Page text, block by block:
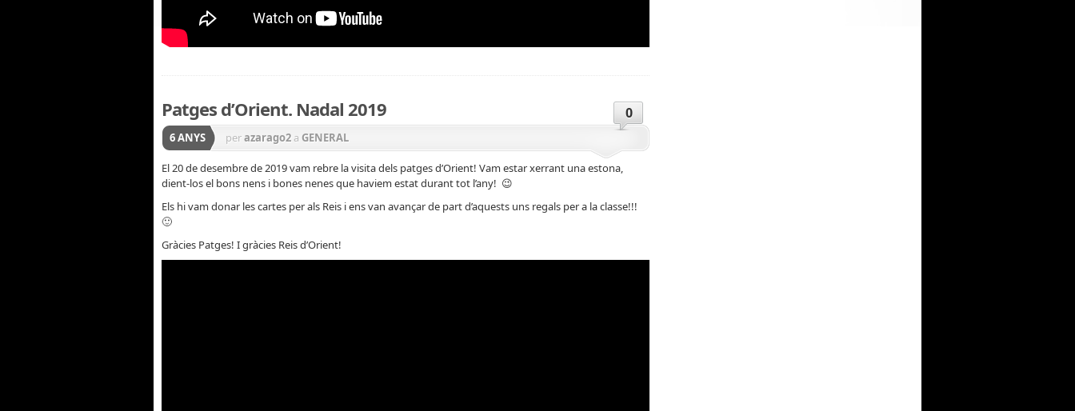
Patges d’Orient. Nadal 2019 0
6 ANYS perazarago2 a GENERAL
El 20 de desembre de 2019 vam rebre la visita dels patges d’Orient! Vam estar xerrant una estona,
dient-los el bons nens i bones nenes que haviem estat durant tot l’any! 😉
Els hi vam donar les cartes per als Reis i ens van avançar de part d’aquests uns regals per a la classe!!!
🙂
Gràcies Patges! I gràcies Reis d’Orient!